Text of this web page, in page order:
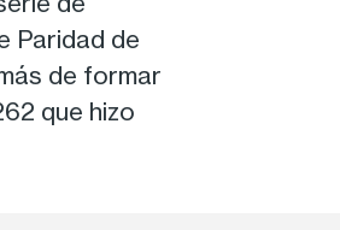
Paridad de
de formar
que hizo